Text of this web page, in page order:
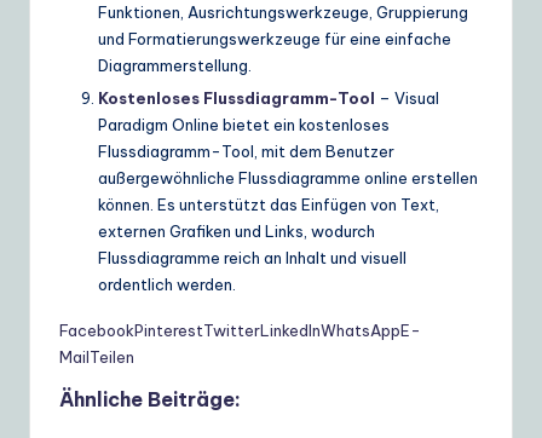
Funktionen, Ausrichtungswerkzeuge, Gruppierung
und Formatierungswerkzeuge für eine einfache
Diagrammerstellung.
Kostenloses Flussdiagramm-Tool – Visual
Paradigm Online bietet ein kostenloses
Flussdiagramm-Tool, mit dem Benutzer
außergewöhnliche Flussdiagramme online erstellen
können. Es unterstützt das Einfügen von Text,
externen Grafiken und Links, wodurch
Flussdiagramme reich an Inhalt und visuell
ordentlich werden.
FacebookPinterestTwitterLinkedInWhatsAppE-
MailTeilen
Ähnliche Beiträge: